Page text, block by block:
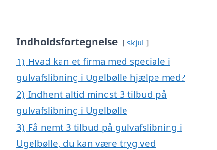
Indholdsfortegnelse skjul
1) Hvad kan et firma med speciale i
gulvafslibning i Ugelbølle hjælpe med?
2) Indhent altid mindst 3 tilbud på
gulvafslibning i Ugelbølle
3) Få nemt 3 tilbud på gulvafslibning i
Ugelbølle, du kan være tryg ved